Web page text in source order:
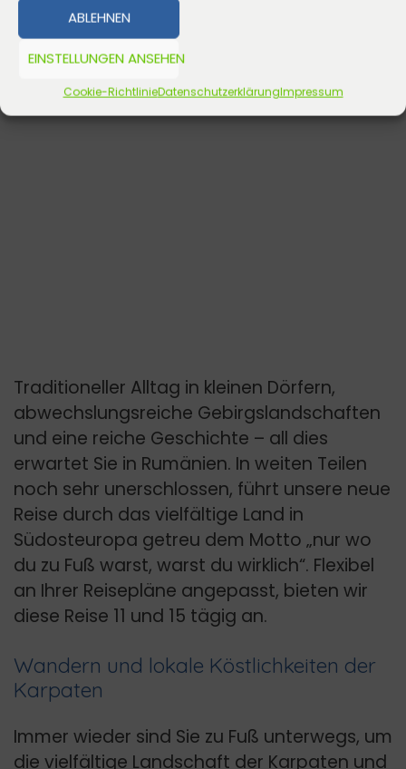
ABLEHNEN
EINSTELLUNGEN ANSEHEN
Cookie-RichtlinieDatenschutzerklärungImpressum
Traditioneller Alltag in kleinen Dörfern,
abwechslungsreiche Gebirgslandschaften
und eine reiche Geschichte – all dies
erwartet Sie in Rumänien. In weiten Teilen
noch sehr unerschlossen, führt unsere neue
Reise durch das vielfältige Land in
Südosteuropa getreu dem Motto „nur wo
du zu Fuß warst, warst du wirklich“. Flexibel
an Ihrer Reisepläne angepasst, bieten wir
diese Reise 11 und 15 tägig an.
Wandern und lokale Köstlichkeiten der
Karpaten
Immer wieder sind Sie zu Fuß unterwegs, um
die vielfältige Landschaft der Karpaten und